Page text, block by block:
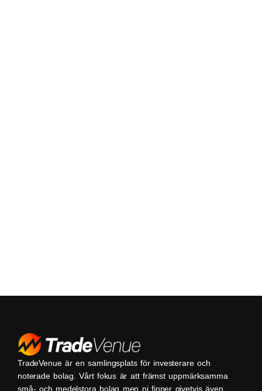
TradeVenue är en samlingsplats för investerare och
noterade bolag. Vårt fokus är att främst uppmärksamma
små- och medelstora bolag men ni finner givetvis även